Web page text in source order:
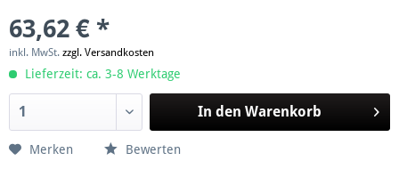
63,62 € *
inkl. MwSt. zzgl. Versandkosten
Lieferzeit: ca. 3-8 Werktage
In den Warenkorb
Merken Bewerten